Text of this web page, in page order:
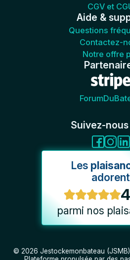
CGV et
Aide &
Questions
Contactez-
Notre offre
Suivez-nous
Les
adorent
parmi nos
© 2026 Jestockemonbateau